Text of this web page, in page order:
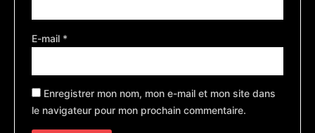
E-mail *
Enregistrer mon nom, mon e-mail et mon site dans
le navigateur pour mon prochain commentaire.